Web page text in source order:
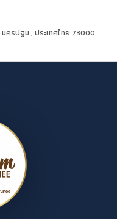
รปฐม , ประเทศไทย 73000